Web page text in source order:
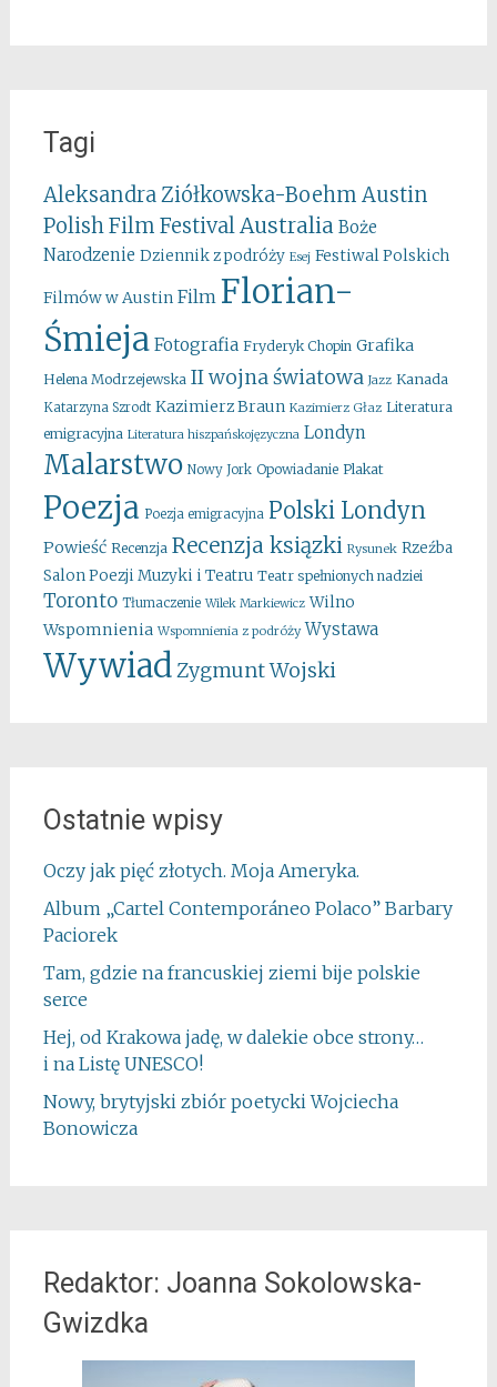
Tagi
Aleksandra Ziółkowska-Boehm Austin
Polish Film Festival Australia Boże
Narodzenie Dziennik z podróży Esej Festiwal Polskich
Filmów w Austin Film Florian-
Śmieja Fotografia Fryderyk Chopin Grafika
Helena Modrzejewska II wojna światowa Jazz Kanada
Katarzyna Szrodt Kazimierz Braun Kazimierz Głaz Literatura
emigracyjna Literatura hiszpańskojęzyczna Londyn
Malarstwo Nowy Jork Opowiadanie Plakat
Poezja Poezja emigracyjna Polski Londyn
Powieść Recenzja Recenzja ksiązki Rysunek Rzeźba
Salon Poezji Muzyki i Teatru Teatr spełnionych nadziei
Toronto Tłumaczenie Wilek Markiewicz Wilno
Wspomnienia Wspomnienia z podróży Wystawa
Wywiad Zygmunt Wojski
Ostatnie wpisy
Oczy jak pięć złotych. Moja Ameryka.
Album „Cartel Contemporáneo Polaco” Barbary
Paciorek
Tam, gdzie na francuskiej ziemi bije polskie
serce
Hej, od Krakowa jadę, w dalekie obce strony…
i na Listę UNESCO!
Nowy, brytyjski zbiór poetycki Wojciecha
Bonowicza
Redaktor: Joanna Sokolowska-
Gwizdka